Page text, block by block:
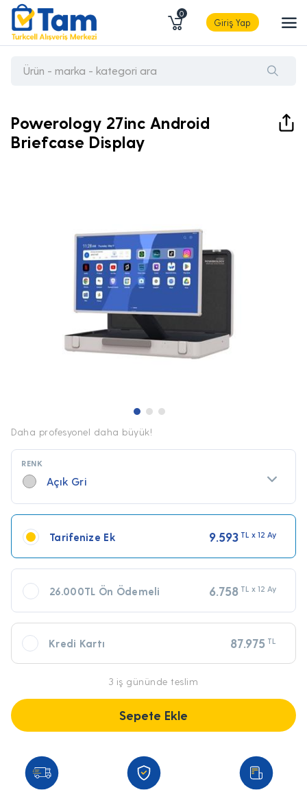
0
Giriş Yap
Powerology 27inc Android
Briefcase Display
Daha profesyonel daha büyük!
RENK
Açık Gri
Tarifenize Ek 9.593 TL x 12 Ay
26.000TL Ön Ödemeli 6.758 TL x 12 Ay
Kredi Kartı 87.975 TL
3 iş gününde teslim
Sepete Ekle